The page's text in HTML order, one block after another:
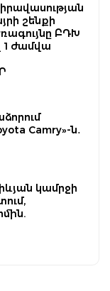
շենքի
ԲԴԽ
ժամվա
Camry»-ն․
կամրջի